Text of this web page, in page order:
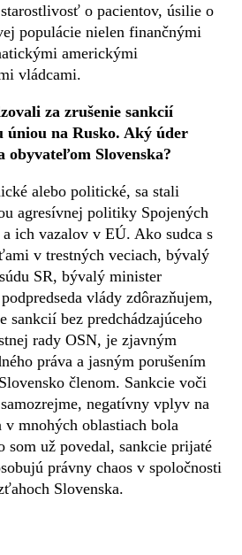
o pacientov, úsilie o
populácie nielen finančnými
americkými
vládcami.
za zrušenie sankcií
úniou na Rusko. Aký úder
obyvateľom Slovenska?
alebo politické, sa stali
agresívnej politiky Spojených
ich vazalov v EÚ. Ako sudca s
v trestných veciach, bývalý
SR, bývalý minister
vlády zdôrazňujem,
sankcií bez predchádzajúceho
rady OSN, je zjavným
práva a jasným porušením
členom. Sankcie voči
negatívny vplyv na
v mnohých oblastiach bola
som už povedal, sankcie prijaté
právny chaos v spoločnosti
Slovenska.